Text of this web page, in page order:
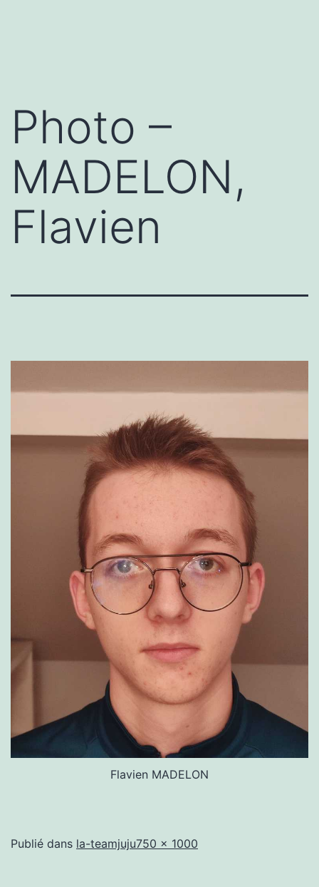
Photo –
MADELON,
Flavien
Flavien MADELON
Publié dans la-teamjujuTaille
750 × 1000